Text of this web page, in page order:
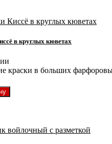
в круглых кюветах
краски в больших